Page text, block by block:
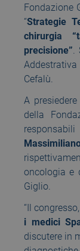
Fondazione
“Strategie
chirurgia
precisione”.
Cefalù.
A
della
oncologia e
Giglio.
“Il
i medici
discutere in